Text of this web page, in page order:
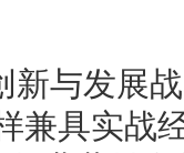
新与发展
兼具实战